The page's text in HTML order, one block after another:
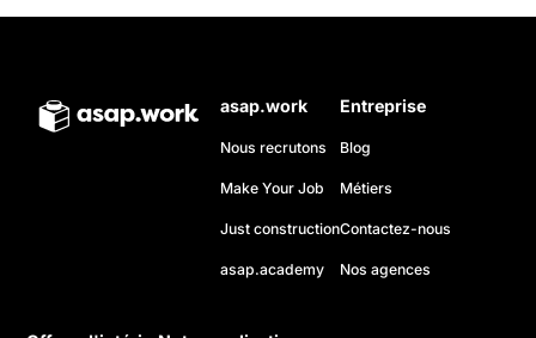
asap.work
Nous recrutons
Make Your Job
Just construction
asap.academy
Entreprise
Blog
Métiers
Contactez-nous
Nos agences